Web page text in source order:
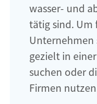
wasser- und
tätig sind. Um
gezielt in
suchen oder
Firmen